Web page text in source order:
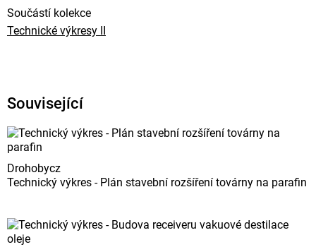
Součástí kolekce
Technické výkresy II
Související
Drohobycz
Technický výkres - Plán stavební rozšíření továrny na parafin